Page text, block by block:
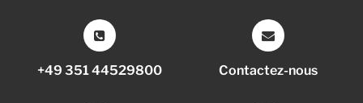
+49 351 44529800 Contactez-nous